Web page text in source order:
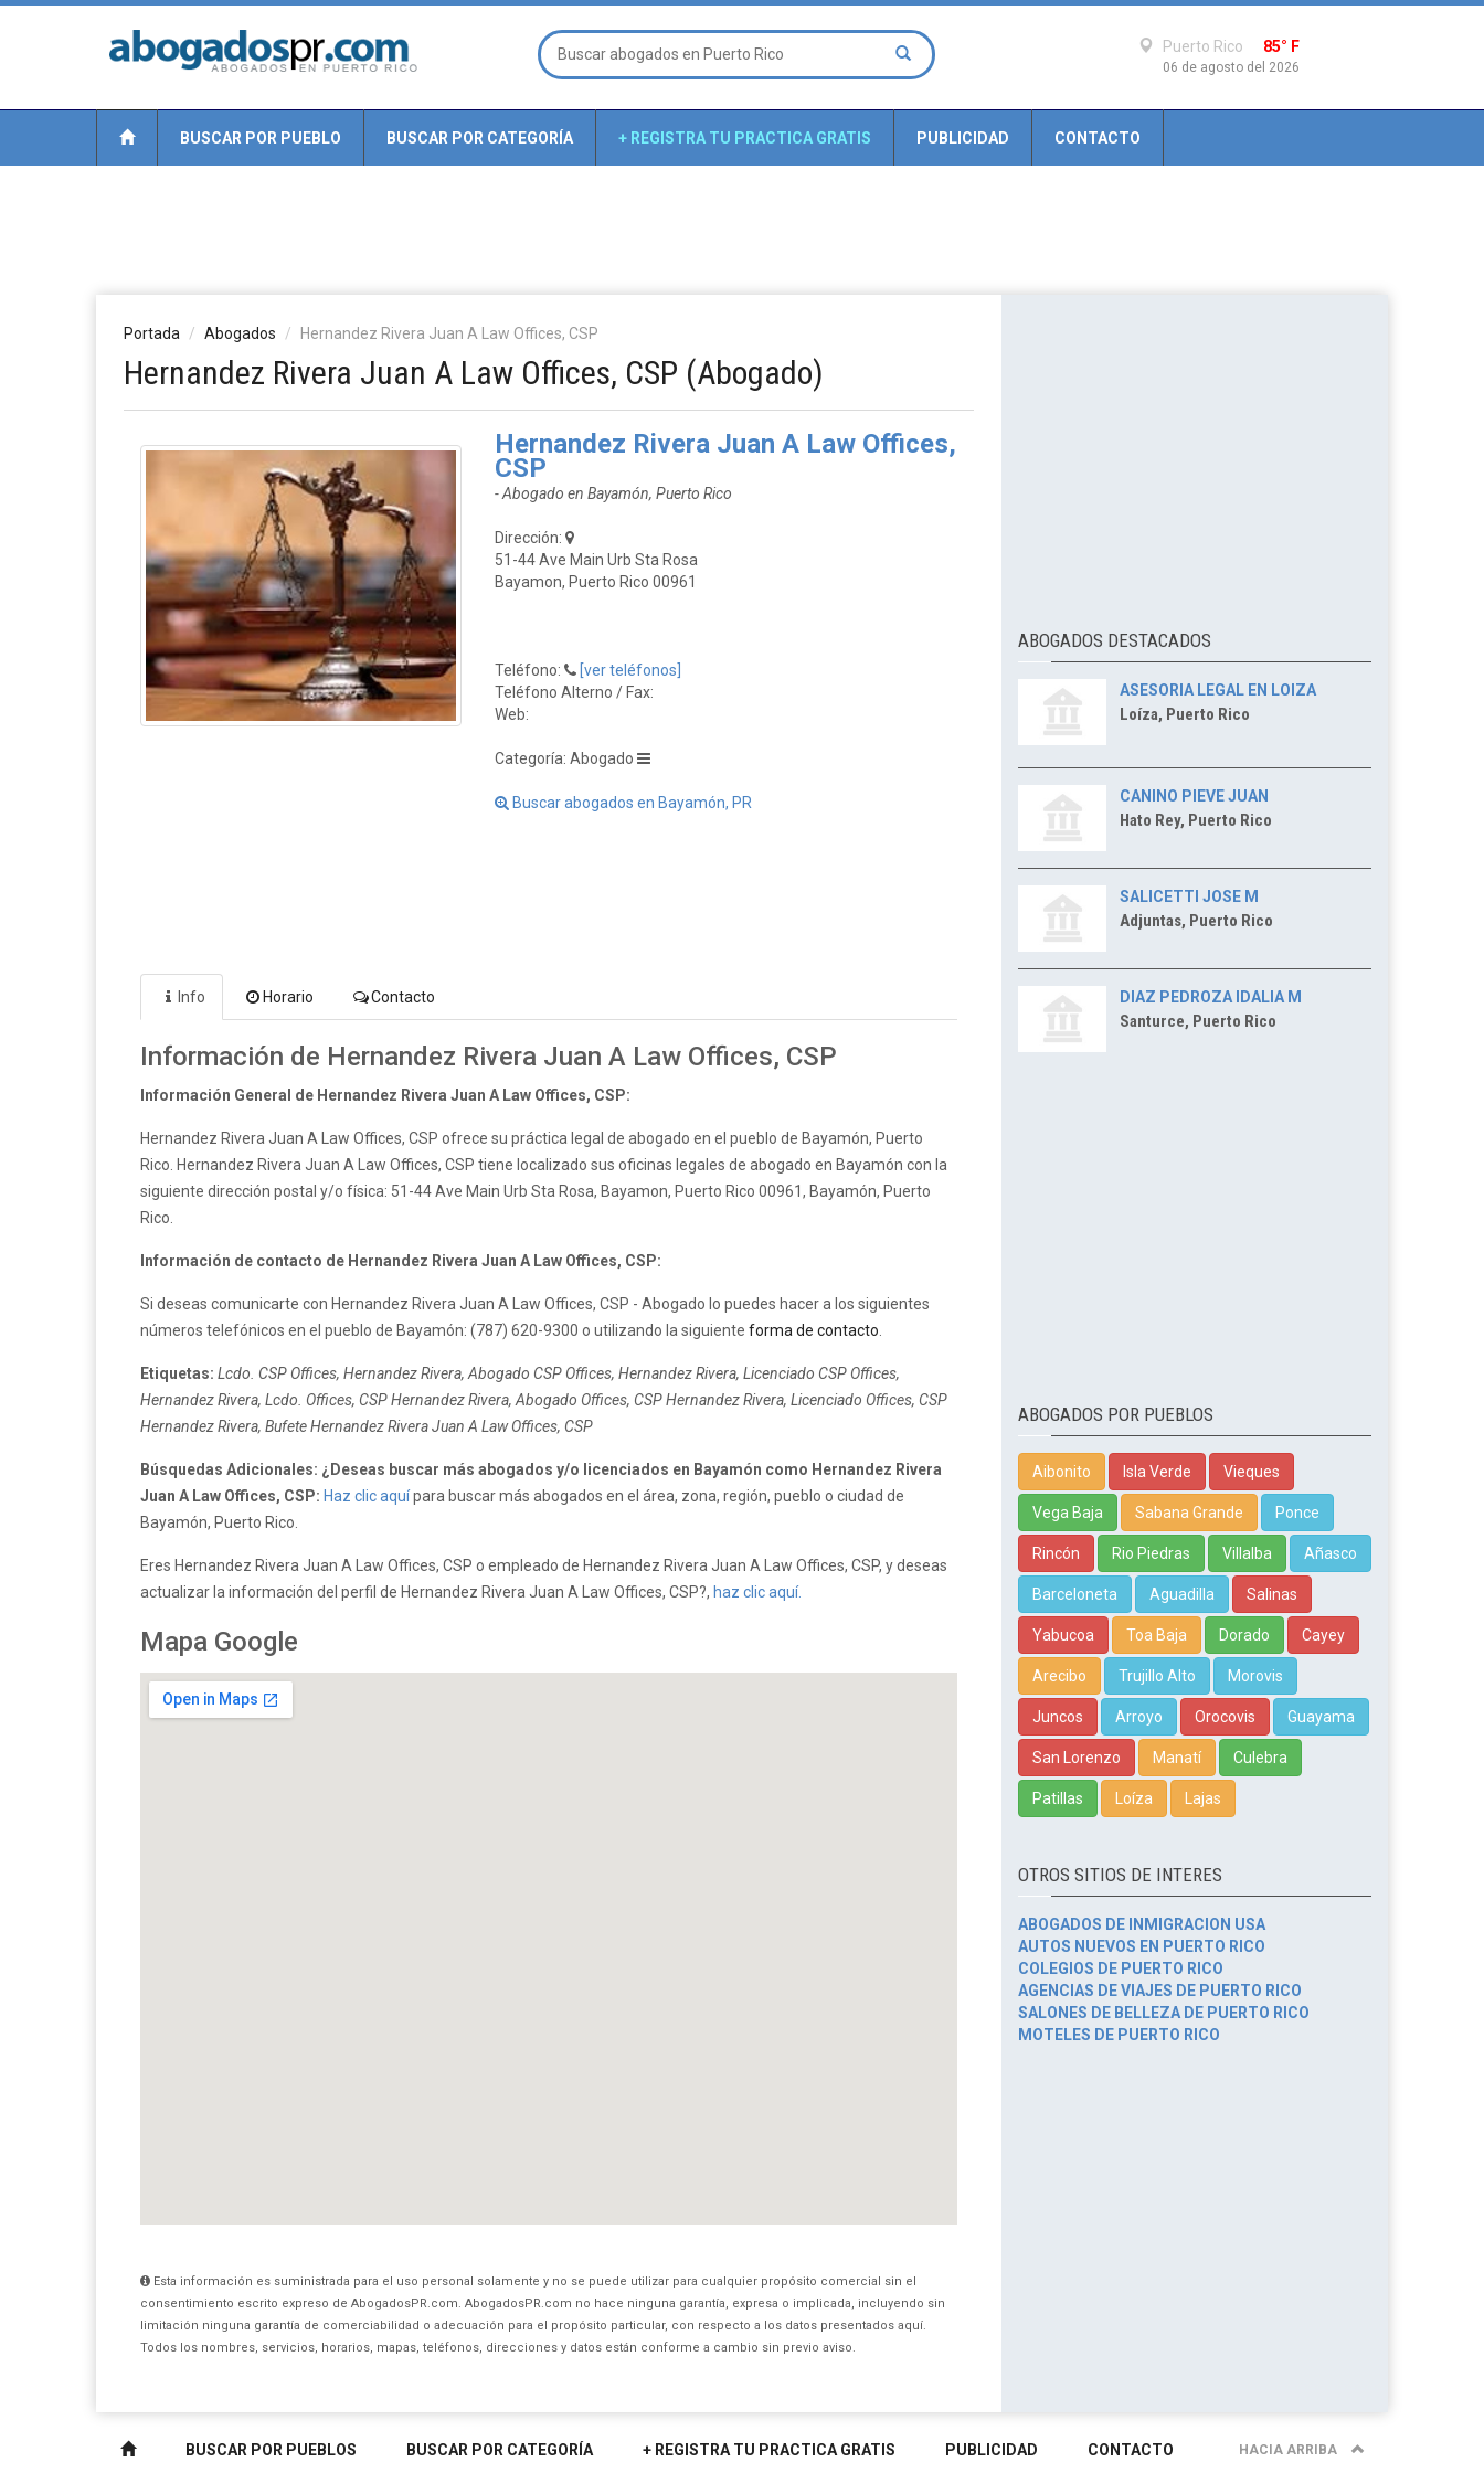
Puerto Rico 85° F
06 de agosto del 2026
BUSCAR POR PUEBLO BUSCAR POR CATEGORÍA + REGISTRA TU PRACTICA GRATIS PUBLICIDAD CONTACTO
Portada Abogados Hernandez Rivera Juan A Law Offices, CSP
Hernandez Rivera Juan A Law Offices, CSP (Abogado)
Hernandez Rivera Juan A Law Offices,
CSP
- Abogado en Bayamón, Puerto Rico
Dirección:
51-44 Ave Main Urb Sta Rosa
Bayamon, Puerto Rico 00961
Teléfono:
[ver teléfonos]
Teléfono Alterno / Fax:
Web:
Categoría: Abogado
Buscar abogados en Bayamón, PR
Info Horario Contacto
Información de Hernandez Rivera Juan A Law Offices, CSP
Información General de Hernandez Rivera Juan A Law Offices, CSP:
Hernandez Rivera Juan A Law Offices, CSP ofrece su práctica legal de abogado en el pueblo de Bayamón, Puerto
Rico. Hernandez Rivera Juan A Law Offices, CSP tiene localizado sus oficinas legales de abogado en Bayamón con la
siguiente dirección postal y/o física: 51-44 Ave Main Urb Sta Rosa, Bayamon, Puerto Rico 00961, Bayamón, Puerto
Rico.
Información de contacto de Hernandez Rivera Juan A Law Offices, CSP:
Si deseas comunicarte con Hernandez Rivera Juan A Law Offices, CSP - Abogado lo puedes hacer a los siguientes
números telefónicos en el pueblo de Bayamón: (787) 620-9300 o utilizando la siguiente forma de contacto
Etiquetas: Lcdo. CSP Offices, Hernandez Rivera, Abogado CSP Offices, Hernandez Rivera, Licenciado CSP Offices,
Hernandez Rivera, Lcdo. Offices, CSP Hernandez Rivera, Abogado Offices, CSP Hernandez Rivera, Licenciado Offices, CSP
Hernandez Rivera, Bufete Hernandez Rivera Juan A Law Offices, CSP
Búsquedas Adicionales: ¿Deseas buscar más abogados y/o licenciados en Bayamón como Hernandez Rivera
Juan A Law Offices, CSP: Haz clic aquípara buscar más abogados en el área, zona, región, pueblo o ciudad de
Bayamón, Puerto Rico.
Eres Hernandez Rivera Juan A Law Offices, CSP o empleado de Hernandez Rivera Juan A Law Offices, CSP, y deseas
actualizar la información del perfil de Hernandez Rivera Juan A Law Offices, CSP?, haz clic aquí.
Mapa Google
Esta información es suministrada para el uso personal solamente y no se puede utilizar para cualquier propósito comercial sin el
consentimiento escrito expreso de AbogadosPR.com. AbogadosPR.com no hace ninguna garantía, expresa o implicada, incluyendo sin
limitación ninguna garantía de comerciabilidad o adecuación para el propósito particular, con respecto a los datos presentados aquí.
Todos los nombres, servicios, horarios, mapas, teléfonos, direcciones y datos están conforme a cambio sin previo aviso.
ABOGADOS DESTACADOS
ASESORIA LEGAL EN LOIZA
Loíza, Puerto Rico
CANINO PIEVE JUAN
Hato Rey, Puerto Rico
SALICETTI JOSE M
Adjuntas, Puerto Rico
DIAZ PEDROZA IDALIA M
Santurce, Puerto Rico
ABOGADOS POR PUEBLOS
Aibonito Isla Verde Vieques
Vega Baja Sabana Grande Ponce
Rincón Rio Piedras Villalba Añasco
Barceloneta Aguadilla Salinas
Yabucoa Toa Baja Dorado Cayey
Arecibo Trujillo Alto Morovis
Juncos Arroyo Orocovis Guayama
San Lorenzo Manatí Culebra
Patillas Loíza Lajas
OTROS SITIOS DE INTERES
ABOGADOS DE INMIGRACION USA
AUTOS NUEVOS EN PUERTO RICO
COLEGIOS DE PUERTO RICO
AGENCIAS DE VIAJES DE PUERTO RICO
SALONES DE BELLEZA DE PUERTO RICO
MOTELES DE PUERTO RICO
BUSCAR POR PUEBLOS BUSCAR POR CATEGORÍA + REGISTRA TU PRACTICA GRATIS PUBLICIDAD CONTACTO HACIA ARRIBA